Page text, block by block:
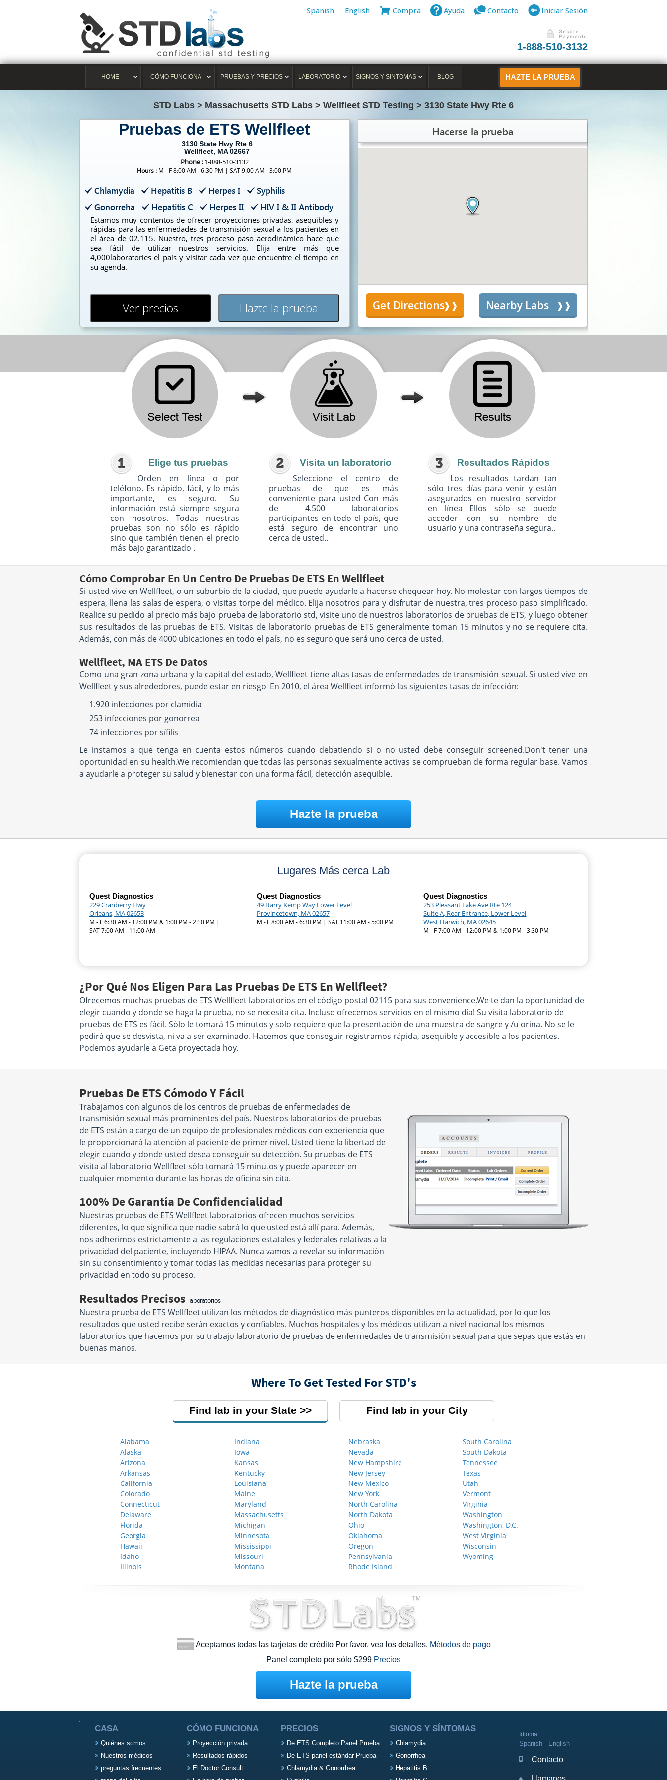
Spanish English Compra Ayuda Contacto Iniciar Sesión
1-888-510-3132
HOME CÓMO FUNCIONA PRUEBAS Y PRECIOS LABORATORIO SIGNOS Y SINTOMAS BLOG HAZTE LA PRUEBA
STD Labs > Massachusetts STD Labs > Wellfleet STD Testing > 3130 State Hwy Rte 6
Pruebas de ETS Wellfleet
3130 State Hwy Rte 6
Wellfleet, MA 02667
Phone : 1-888-510-3132
Hours : M - F 8:00 AM - 6:30 PM | SAT 9:00 AM - 3:00 PM
Chlamydia Hepatitis B Herpes I
Syphilis
Gonorreha
Hepatitis C Herpes II HIV I & II Antibody
Estamos muy contentos de ofrecer proyecciones privadas, asequibles y
rápidas para las enfermedades de transmisión sexual a los pacientes en
el área de 02.115. Nuestro, tres proceso paso aerodinámico hace que
sea fácil de utilizar nuestros servicios. Elija entre más que
4,000laboratories el país y visitar cada vez que encuentre el tiempo en
su agenda.
Ver precios Hazte la prueba
Hacerse la prueba
Get Directions Nearby Labs
Elige tus pruebas
Orden en línea o por
teléfono. Es rápido, fácil, y lo más
importante, es seguro. Su
información está siempre segura
con nosotros. Todas nuestras
pruebas son no sólo es rápido
sino que también tienen el precio
más bajo garantizado .
Visita un laboratorio
Seleccione el centro de
pruebas de que es más
conveniente para usted Con más
de 4.500 laboratorios
participantes en todo el país, que
está seguro de encontrar uno
cerca de usted..
Resultados Rápidos
Los resultados tardan tan
sólo tres días para venir y están
asegurados en nuestro servidor
en línea Ellos sólo se puede
acceder con su nombre de
usuario y una contraseña segura..
Cómo Comprobar En Un Centro De Pruebas De ETS En Wellfleet
Si usted vive en Wellfleet, o un suburbio de la ciudad, que puede ayudarle a hacerse chequear hoy. No molestar con largos tiempos de
espera, llena las salas de espera, o visitas torpe del médico. Elija nosotros para y disfrutar de nuestra, tres proceso paso simplificado.
Realice su pedido al precio más bajo prueba de laboratorio std, visite uno de nuestros laboratorios de pruebas de ETS, y luego obtener
sus resultados de las pruebas de ETS. Visitas de laboratorio pruebas de ETS generalmente toman 15 minutos y no se requiere cita.
Además, con más de 4000 ubicaciones en todo el país, no es seguro que será uno cerca de usted.
Wellfleet, MA ETS De Datos
Como una gran zona urbana y la capital del estado, Wellfleet tiene altas tasas de enfermedades de transmisión sexual. Si usted vive en
Wellfleet y sus alrededores, puede estar en riesgo. En 2010, el área Wellfleet informó las siguientes tasas de infección:
1.920 infecciones por clamidia
253 infecciones por gonorrea
74 infecciones por sífilis
Le instamos a que tenga en cuenta estos números cuando debatiendo si o no usted debe conseguir screened.Don't tener una
oportunidad en su health.We recomiendan que todas las personas sexualmente activas se comprueban de forma regular base. Vamos
a ayudarle a proteger su salud y bienestar con una forma fácil, detección asequible.
Hazte la prueba
Lugares Más cerca Lab
Quest Diagnostics
229 Cranberry Hwy
Orleans, MA 02653
M - F 6:30 AM - 12:00 PM & 1:00 PM - 2:30 PM |
SAT 7:00 AM - 11:00 AM
Quest Diagnostics
49 Harry Kemp Way Lower Level
Provincetown, MA 02657
M - F 8:00 AM - 6:30 PM | SAT 11:00 AM - 5:00 PM
Quest Diagnostics
253 Pleasant Lake Ave Rte 124
Suite A, Rear Entrance, Lower Level
West Harwich, MA 02645
M - F 7:00 AM - 12:00 PM & 1:00 PM - 3:30 PM
¿Por Qué Nos Eligen Para Las Pruebas De ETS En Wellfleet?
Ofrecemos muchas pruebas de ETS Wellfleet laboratorios en el código postal 02115 para sus convenience.We te dan la oportunidad de
elegir cuando y donde se haga la prueba, no se necesita cita. Incluso ofrecemos servicios en el mismo día! Su visita laboratorio de
pruebas de ETS es fácil. Sólo le tomará 15 minutos y solo requiere que la presentación de una muestra de sangre y /u orina. No se le
pedirá que se desvista, ni va a ser examinado. Hacemos que conseguir registramos rápida, asequible y accesible a los pacientes.
Podemos ayudarle a Geta proyectada hoy.
Pruebas De ETS Cómodo Y Fácil
Trabajamos con algunos de los centros de pruebas de enfermedades de
transmisión sexual más prominentes del país. Nuestros laboratorios de pruebas
de ETS están a cargo de un equipo de profesionales médicos con experiencia que
le proporcionará la atención al paciente de primer nivel. Usted tiene la libertad de
elegir cuando y donde usted desea conseguir su detección. Su pruebas de ETS
visita al laboratorio Wellfleet sólo tomará 15 minutos y puede aparecer en
cualquier momento durante las horas de oficina sin cita.
100% De Garantía De Confidencialidad
Nuestras pruebas de ETS Wellfleet laboratorios ofrecen muchos servicios
diferentes, lo que significa que nadie sabrá lo que usted está allí para. Además,
nos adherimos estrictamente a las regulaciones estatales y federales relativas a la
privacidad del paciente, incluyendo HIPAA. Nunca vamos a revelar su información
sin su consentimiento y tomar todas las medidas necesarias para proteger su
privacidad en todo su proceso.
Resultados Precisos laboratorios
Nuestra prueba de ETS Wellfleet utilizan los métodos de diagnóstico más punteros disponibles en la actualidad, por lo que los
resultados que usted recibe serán exactos y confiables. Muchos hospitales y los médicos utilizan a nivel nacional los mismos
laboratorios que hacemos por su trabajo laboratorio de pruebas de enfermedades de transmisión sexual para que sepas que estás en
buenas manos.
Where To Get Tested For STD's
Find lab in your State Find lab in your City
Alabama
Alaska
Arizona
Arkansas
California
Colorado
Connecticut
Delaware
Florida
Georgia
Hawaii
Idaho
Illinois
Indiana
Iowa
Kansas
Kentucky
Louisiana
Maine
Maryland
Massachusetts
Michigan
Minnesota
Mississippi
Missouri
Montana
Nebraska
Nevada
New Hampshire
New Jersey
New Mexico
New York
North Carolina
North Dakota
Ohio
Oklahoma
Oregon
Pennsylvania
Rhode Island
South Carolina
South Dakota
Tennessee
Texas
Utah
Vermont
Virginia
Washington
Washington, D.C.
West Virginia
Wisconsin
Wyoming
Aceptamos todas las tarjetas de crédito Por favor, vea los detalles. Métodos de pago
Panel completo por sólo $299 Precios
Hazte la prueba
CASA
Quiénes somos
Nuestros médicos
preguntas frecuentes
CÓMO FUNCIONA
Proyección privada
Resultados rápidos
El Doctor Consult
PRECIOS
De ETS Completo Panel Prueba
De ETS panel estándar Prueba
Chlamydia & Gonorrhea
SIGNOS Y SÍNTOMAS
Chlamydia
Gonorrhea
Hepatitis B
Idioma
Spanish English
Contacto
Llamanos